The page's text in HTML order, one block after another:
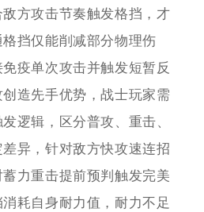
方攻击节奏触发格挡，才
挡仅能削减部分物理伤
疫单次攻击并触发短暂反
造先手优势，战士玩家需
逻辑，区分普攻、重击、
异，针对敌方快攻速连招
力重击提前预判触发完美
耗自身耐力值，耐力不足